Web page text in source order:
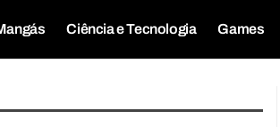
Ciência e Tecnologia Games